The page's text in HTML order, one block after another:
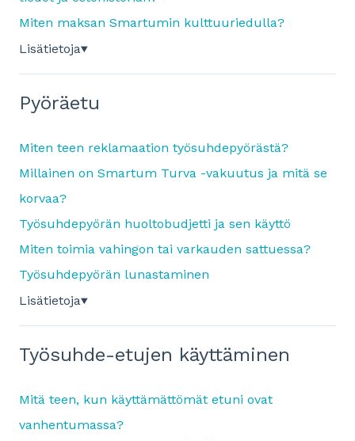
Miten maksan Smartumin kulttuuriedulla?
Lisätietoja▼
Pyöräetu
Miten teen reklamaation työsuhdepyörästä?
Millainen on Smartum Turva -vakuutus ja mitä se
korvaa?
Työsuhdepyörän huoltobudjetti ja sen käyttö
Miten toimia vahingon tai varkauden sattuessa?
Työsuhdepyörän lunastaminen
Lisätietoja▼
Työsuhde-etujen käyttäminen
Mitä teen, kun käyttämättömät etuni ovat
vanhentumassa?